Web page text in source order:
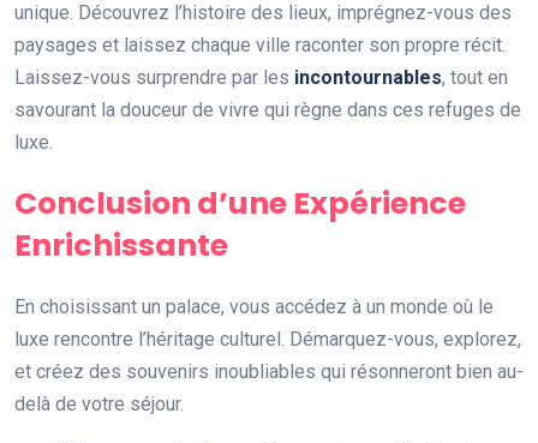
unique. Découvrez l’histoire des lieux, imprégnez-vous des
paysages et laissez chaque ville raconter son propre récit.
Laissez-vous surprendre par les incontournables, tout en
savourant la douceur de vivre qui règne dans ces refuges de
luxe.
Conclusion d’une Expérience
Enrichissante
En choisissant un palace, vous accédez à un monde où le
luxe rencontre l’héritage culturel. Démarquez-vous, explorez,
et créez des souvenirs inoubliables qui résonneront bien au-
delà de votre séjour.